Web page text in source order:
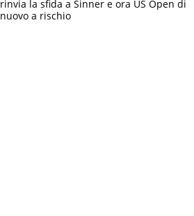
rinvia la sfida a Sinner e ora US Open di
nuovo a rischio